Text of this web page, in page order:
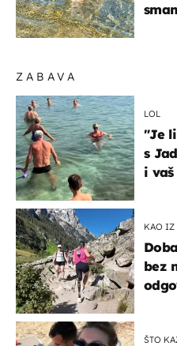
ZABAVA
LOL
"Je
s
i
KAO IZ
bez
ŠTO